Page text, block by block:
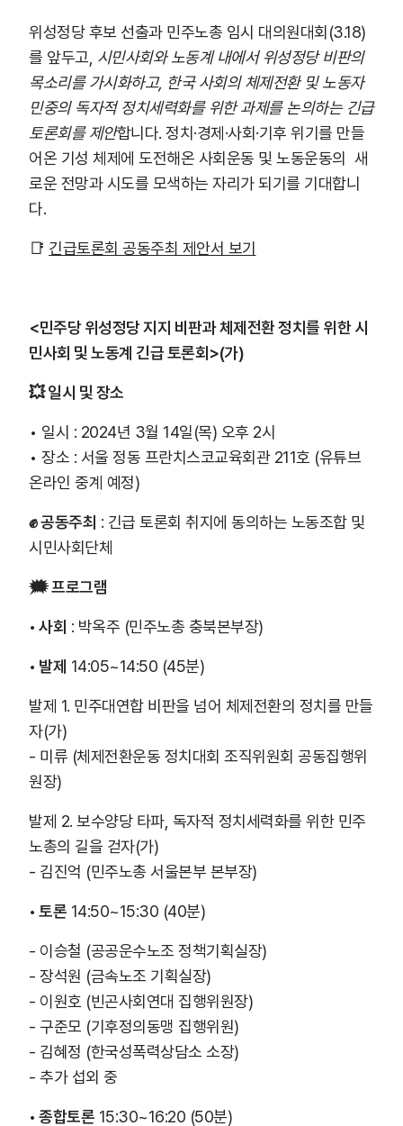
위성정당 후보 선출과 민주노총 임시 대의원대회(3.18)
를 앞두고, 시민사회와 노동계 내에서 위성정당 비판의
목소리를 가시화하고, 한국 사회의 체제전환 및 노동자
민중의 독자적 정치세력화를 위한 과제를 논의하는 긴급
토론회를 제안합니다. 정치·경제·사회·기후 위기를 만들
어온 기성 체제에 도전해온 사회운동 및 노동운동의 새
로운 전망과 시도를 모색하는 자리가 되기를 기대합니
다.
📑 긴급토론회 공동주최 제안서 보기
<민주당 위성정당 지지 비판과 체제전환 정치를 위한 시
민사회 및 노동계 긴급 토론회>(가)
💥 일시 및 장소
• 일시 : 2024년 3월 14일(목) 오후 2시
• 장소 : 서울 정동 프란치스코교육회관 211호 (유튜브
온라인 중계 예정)
✊ 공동주최 : 긴급 토론회 취지에 동의하는 노동조합 및
시민사회단체
🗯 프로그램
• 사회 : 박옥주 (민주노총 충북본부장)
• 발제 14:05~14:50 (45분)
발제 1. 민주대연합 비판을 넘어 체제전환의 정치를 만들
자(가)
- 미류 (체제전환운동 정치대회 조직위원회 공동집행위
원장)
발제 2. 보수양당 타파, 독자적 정치세력화를 위한 민주
노총의 길을 걷자(가)
- 김진억 (민주노총 서울본부 본부장)
• 토론 14:50~15:30 (40분)
- 이승철 (공공운수노조 정책기획실장)
- 장석원 (금속노조 기획실장)
- 이원호 (빈곤사회연대 집행위원장)
- 구준모 (기후정의동맹 집행위원)
- 김혜정 (한국성폭력상담소 소장)
- 추가 섭외 중
• 종합토론 15:30~16:20 (50분)